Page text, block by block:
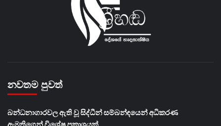
නවතම පුවත්
බන්ධනාගාරවල ඇති වූ සිද්ධීන් සම්බන්ඳයෙන් අධිකරණ